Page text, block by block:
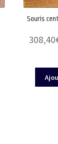
Souris
308,40